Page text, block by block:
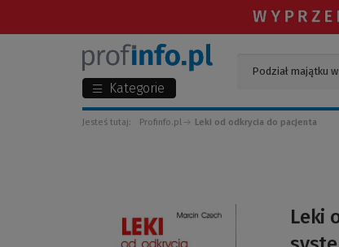
Kategorie
Jesteś tutaj: Profinfo.pl Leki od odkrycia do pacjenta
Leki